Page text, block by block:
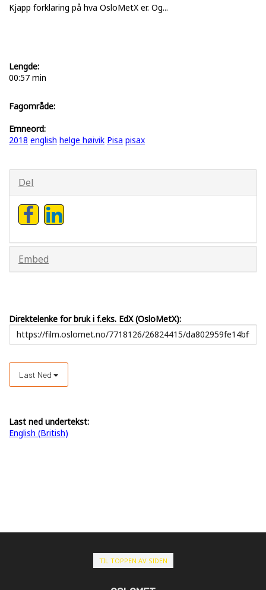
Kjapp forklaring på hva OsloMetX er. Og...
Lengde:
00:57 min
Fagområde:
Emneord:
2018 english helge høivik Pisa pisax
Del
Embed
Direktelenke for bruk i f.eks. EdX (OsloMetX):
Last Ned
Last ned undertekst:
English (British)
TIL TOPPEN AV SIDEN